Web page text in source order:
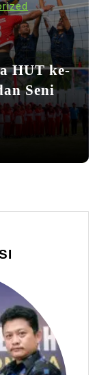
HUT ke-
Seni